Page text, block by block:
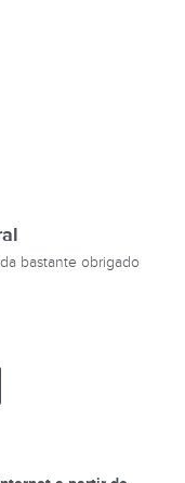
bastante obrigado